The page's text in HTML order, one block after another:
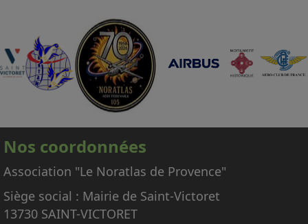
(CNRAC) ne nous permet pas d'embarquer des
passagers autres que les membres
d'équipage adhérents à l'association,
nécessaires à la conduite et à la mise en
œuvre de l'avion.
En conséquence, nous regrettons donc de ne
pas pouvoir répondre aux nombreuses
demandes d'embarquement sur le Noratlas, à
titre gracieux ou payant.
Nos coordonnées
Association "Le Noratlas de Provence"
Siège social : Mairie de Saint-Victoret
13730 SAINT-VICTORET